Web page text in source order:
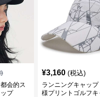
)
会的ス
プ
¥3,160 (税込)
ランニングキャッ
様プリントゴルフキ